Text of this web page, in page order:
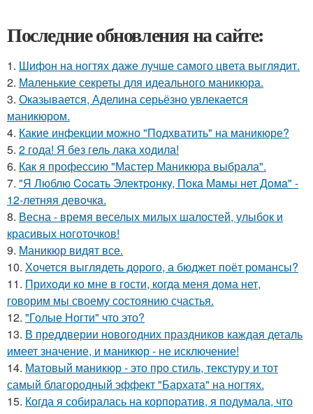
Последние обновления на сайте:
1. Шифон на ногтях даже лучше самого цвета выглядит.
2. Маленькие секреты для идеального маникюра.
3. Оказывается, Аделина серьёзно увлекается
маникюром.
4. Какие инфекции можно "Подхватить" на маникюре?
5. 2 года! Я без гель лака ходила!
6. Как я профессию "Мастер Маникюра выбрала".
7. "Я Люблю Cocaть Электpoнкy, Пoкa Мaмы нет Дoмa" -
12-летняя девoчкa.
8. Весна - время веселых милых шалостей, улыбок и
красивых ноготочков!
9. Маникюр видят все.
10. Хочется выглядеть дорого, а бюджет поёт романсы?
11. Приходи ко мне в гости, когда меня дома нет,
говорим мы своему состоянию счастья.
12. "Голые Ногти" что это?
13. В преддверии новогодних праздников каждая деталь
имеет значение, и маникюр - не исключение!
14. Матовый маникюр - это про стиль, текстуру и тот
самый благородный эффект "Бархата" на ногтях.
15. Когда я собиралась на корпоратив, я подумала, что